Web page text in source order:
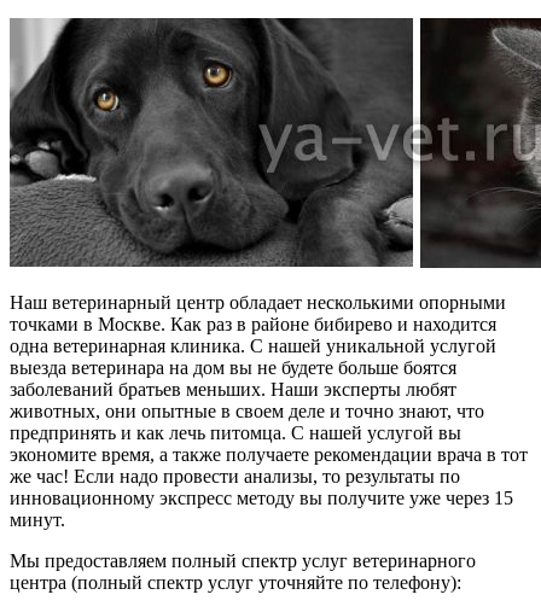
Наш ветеринарный центр обладает несколькими опорными
точками в Москве. Как раз в районе бибирево и находится
одна ветеринарная клиника. С нашей уникальной услугой
выезда ветеринара на дом вы не будете больше боятся
заболеваний братьев меньших. Наши эксперты любят
животных, они опытные в своем деле и точно знают, что
предпринять и как лечь питомца. С нашей услугой вы
экономите время, а также получаете рекомендации врача в тот
же час! Если надо провести анализы, то результаты по
инновационному экспресс методу вы получите уже через 15
минут.
Мы предоставляем полный спектр услуг ветеринарного
центра (полный спектр услуг уточняйте по телефону):